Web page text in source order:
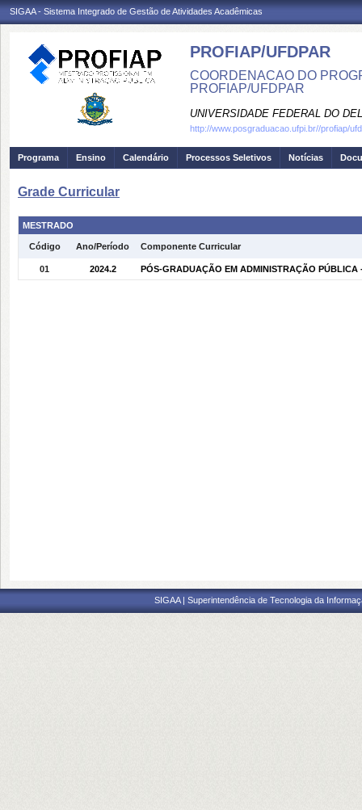
SIGAA - Sistema Integrado de Gestão de Atividades Acadêmicas
PROFIAP/UFDPAR
COORDENACAO DO
PROFIAP/UFDPAR
UNIVERSIDADE FEDERAL DO
http://www.posgraduacao.ufpi.br//profiap/
Programa Ensino Calendário Processos Seletivos Notícias
Grade Curricular
MESTRADO
Código Ano/Período Componente Curricular
01 2024.2 PÓS-GRADUAÇÃO EM ADMINISTRAÇÃO
SIGAA | Superintendência de Tecnologia da